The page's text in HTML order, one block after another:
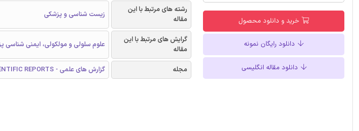
خرید و دانلود محصول
دانلود رایگان نمونه
دانلود مقاله انگلیسی
رشته های مرتبط با این
مقاله
زیست شناسی و پزشکی
گرایش های مرتبط با این
مقاله
علوم سلولی و مولکولی، ایمنی شناسی
مجله گزارش های علمی - SCIENTIFIC REPORTS